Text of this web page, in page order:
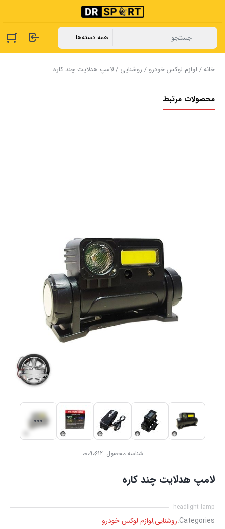
خانه/ لوازم لوکس خودرو / روشنایی / لامپ هدلایت چند کاره
محصولات مرتبط
شناسه محصول:00090612
لامپ هدلایت چند کاره
headlight lamp
Categories: روشنایی,لوازم لوکس خودرو